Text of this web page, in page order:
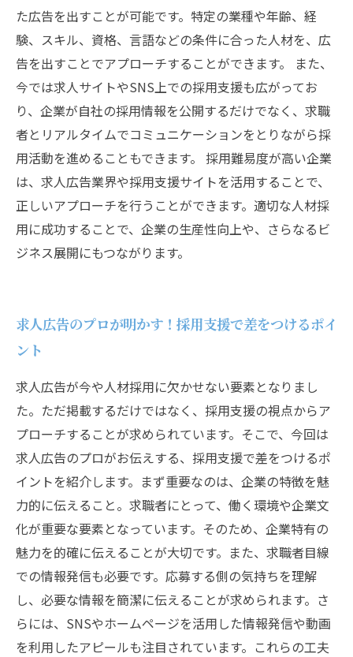
た広告を出すことが可能です。特定の業種や年齢、経
験、スキル、資格、言語などの条件に合った人材を、広
告を出すことでアプローチすることができます。 また、
今では求人サイトやSNS上での採用支援も広がってお
り、企業が自社の採用情報を公開するだけでなく、求職
者とリアルタイムでコミュニケーションをとりながら採
用活動を進めることもできます。 採用難易度が高い企業
は、求人広告業界や採用支援サイトを活用することで、
正しいアプローチを行うことができます。適切な人材採
用に成功することで、企業の生産性向上や、さらなるビ
ジネス展開にもつながります。
求人広告のプロが明かす！採用支援で差をつけるポイ
ント
求人広告が今や人材採用に欠かせない要素となりまし
た。ただ掲載するだけではなく、採用支援の視点からア
プローチすることが求められています。そこで、今回は
求人広告のプロがお伝えする、採用支援で差をつけるポ
イントを紹介します。まず重要なのは、企業の特徴を魅
力的に伝えること。求職者にとって、働く環境や企業文
化が重要な要素となっています。そのため、企業特有の
魅力を的確に伝えることが大切です。また、求職者目線
での情報発信も必要です。応募する側の気持ちを理解
し、必要な情報を簡潔に伝えることが求められます。さ
らには、SNSやホームページを活用した情報発信や動画
を利用したアピールも注目されています。これらの工夫